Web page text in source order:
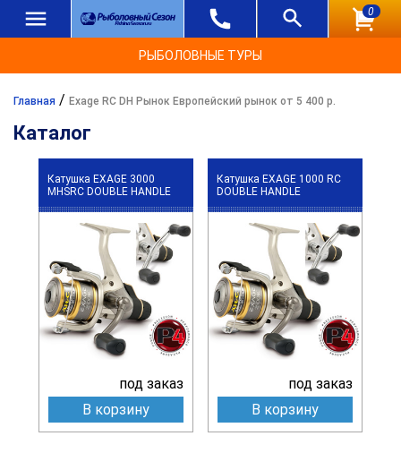
0
РЫБОЛОВНЫЕ ТУРЫ
Главная / Exage RC DH Рынок Европейский рынок от 5 400 р.
Каталог
Катушка EXAGE 3000
MHSRC DOUBLE HANDLE
под заказ
В корзину
Катушка EXAGE 1000 RC
DOUBLE HANDLE
под заказ
В корзину